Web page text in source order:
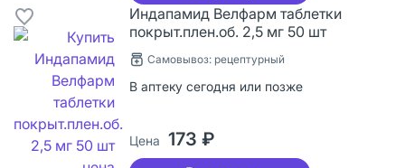
Индапамид Велфарм таблетки
покрыт.плен.об. 2,5 мг 50 шт
Самовывоз: рецептурный
В аптеку сегодня или позже
Цена 173 ₽